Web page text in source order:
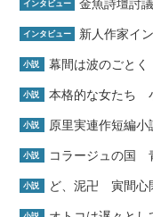
インタビュー 金魚詩壇討
インタビュー 新人作家イ
小説 幕間は波のごと
小説 本格的な女たち
小説 原里実連作短編小
小説 コラージュの国
小説 ど、泥卍 寅間心